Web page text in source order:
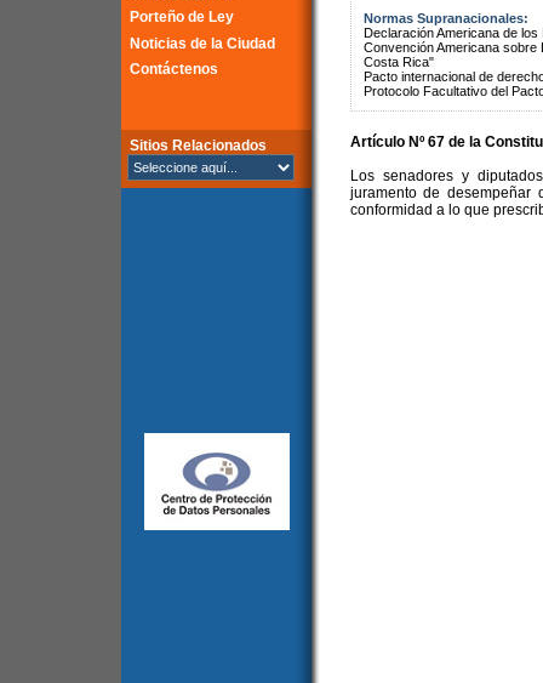
Porteño de Ley
Noticias de la Ciudad
Contáctenos
Sitios Relacionados
Normas Supranacionales:
Declaración Americana de
Convención Americana
Costa Rica"
Pacto internacional de
Protocolo Facultativo del
Artículo Nº 67 de la
Los senadores y
juramento de
conformidad a lo que